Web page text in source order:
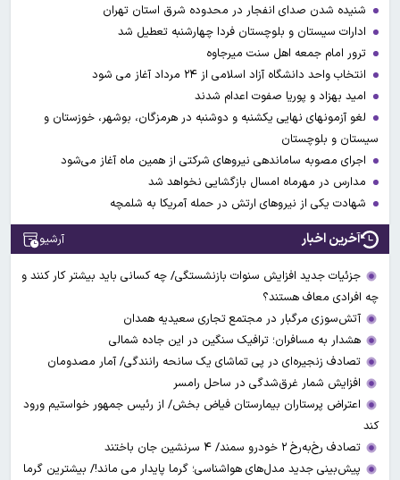
شنیده شدن صدای انفجار در محدوده شرق استان تهران
ادارات سیستان و بلوچستان فردا چهارشنبه تعطیل شد
ترور امام جمعه اهل سنت میرجاوه
انتخاب واحد دانشگاه آزاد اسلامی از ۲۴ مرداد آغاز می شود
امید بهزاد و پوریا صفوت اعدام شدند
لغو آزمونهای نهایی یکشنبه و دوشنبه در هرمزگان، بوشهر، خوزستان و
سیستان و بلوچستان
اجرای مصوبه ساماندهی نیرو‌های شرکتی از همین ماه آغاز می‌شود
مدارس در مهرماه امسال بازگشایی نخواهد شد
شهادت یکی از نیروهای ارتش در حمله آمریکا به شلمچه
آخرین اخبار آرشیو
جزئیات جدید افزایش سنوات بازنشستگی/ چه کسانی باید بیشتر کار کنند و
چه افرادی معاف هستند؟
آتش‌سوزی مرگبار در مجتمع تجاری سعیدیه همدان
هشدار به مسافران؛ ترافیک سنگین در این جاده شمالی
تصادف زنجیره‌ای در پی تماشای یک سانحه رانندگی/ آمار مصدومان
افزایش شمار غرق‌شدگی در ساحل رامسر
اعتراض پرستاران بیمارستان فیاض بخش/ از رئیس جمهور خواستیم ورود
کند
تصادف رخ‌به‌رخ ۲ خودرو سمند/ ۴ سرنشین جان باختند
پیش‌بینی جدید مدل‌های هواشناسی؛ گرما پایدار می ماند!/ بیشترین گرما